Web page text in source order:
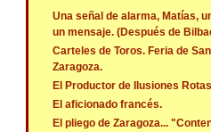
Una señal de alarma, Matías,
un mensaje. (Después de
Carteles de Toros. Feria de
Zaragoza.
El Productor de Ilusiones
El aficionado francés.
El pliego de Zaragoza...